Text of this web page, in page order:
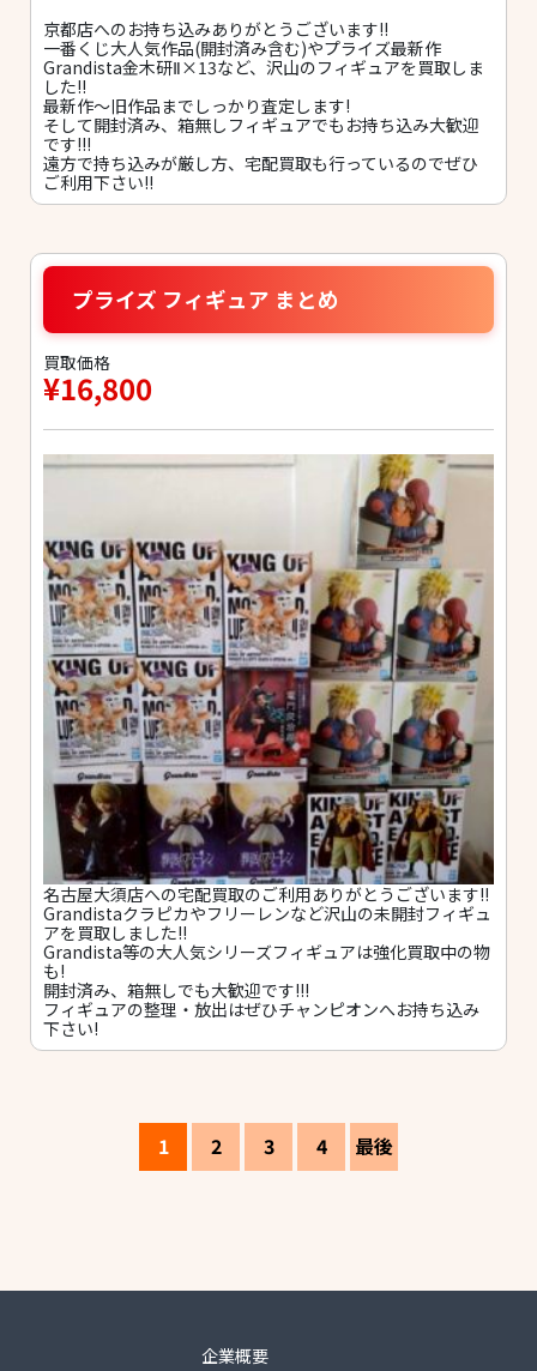
京都店へのお持ち込みありがとうございます!!
一番くじ大人気作品(開封済み含む)やプライズ最新作
Grandista金木研Ⅱ×13など、沢山のフィギュアを買取しま
した!!
最新作〜旧作品までしっかり査定します!
そして開封済み、箱無しフィギュアでもお持ち込み大歓迎
です!!!
遠方で持ち込みが厳し方、宅配買取も行っているのでぜひ
ご利用下さい!!
プライズ フィギュア まとめ
買取価格
¥16,800
名古屋大須店への宅配買取のご利用ありがとうございます!!
Grandistaクラピカやフリーレンなど沢山の未開封フィギュ
アを買取しました!!
Grandista等の大人気シリーズフィギュアは強化買取中の物
も!
開封済み、箱無しでも大歓迎です!!!
フィギュアの整理・放出はぜひチャンピオンへお持ち込み
下さい!
1 2 3 4 最後
企業概要